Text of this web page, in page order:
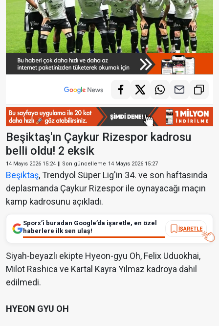
Beşiktaş'ın Çaykur Rizespor kadrosu
belli oldu! 2 eksik
14 Mayıs 2026 15:24 || Son güncelleme 14 Mayıs 2026 15:27
Beşiktaş, Trendyol Süper Lig'in 34. ve son haftasında
deplasmanda Çaykur Rizespor ile oynayacağı maçın
kamp kadrosunu açıkladı.
Sporx’i buradan Google’da işaretle, en özel
haberlere ilk sen ulaş!
İŞARETLE
Siyah-beyazlı ekipte Hyeon-gyu Oh, Felix Uduokhai,
Milot Rashica ve Kartal Kayra Yılmaz kadroya dahil
edilmedi.
HYEON GYU OH